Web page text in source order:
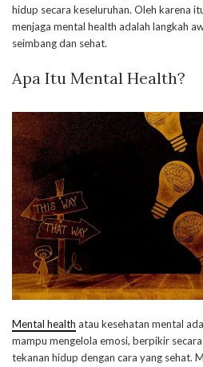
hidup secara keseluruhan. Oleh karena
menjaga mental health adalah langkah
seimbang dan sehat.
Apa Itu Mental Health?
Mental health atau kesehatan mental
mampu mengelola emosi, berpikir
tekanan hidup dengan cara yang sehat.